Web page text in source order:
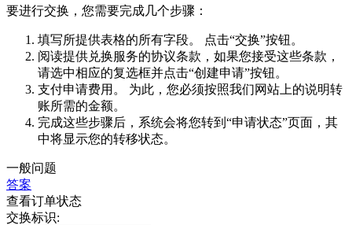
要进行交换，您需要完成几个步骤：
填写所提供表格的所有字段。 点击“交换”按钮。
阅读提供兑换服务的协议条款，如果您接受这些条款，
请选中相应的复选框并点击“创建申请”按钮。
支付申请费用。 为此，您必须按照我们网站上的说明转
账所需的金额。
完成这些步骤后，系统会将您转到“申请状态”页面，其
中将显示您的转移状态。
一般问题
答案
查看订单状态
交换标识: